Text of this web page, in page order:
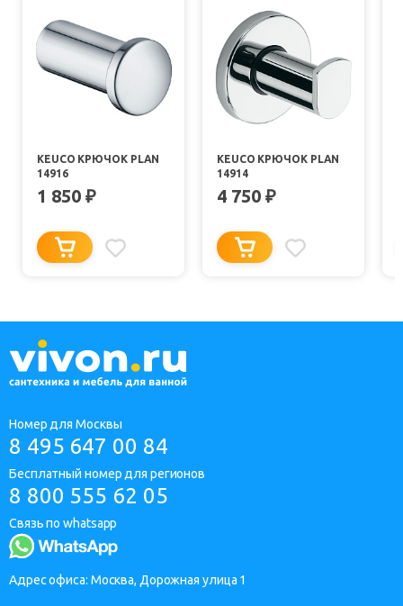
KEUCO КРЮЧОК PLAN
14916
1 850 ₽
KEUCO КРЮЧОК PLAN
14914
4 750 ₽
Номер для Москвы
8 495 647 00 84
Бесплатный номер для регионов
8 800 555 62 05
Связь по whatsapp
Адрес офиса: Москва, Дорожная улица 1